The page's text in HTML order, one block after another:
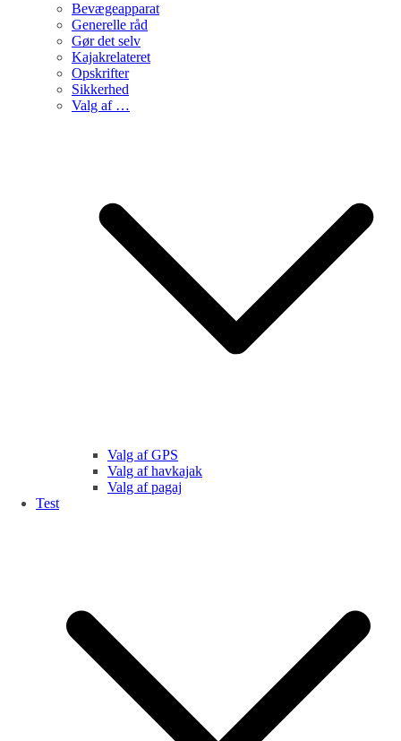
Bevægeapparat
Generelle råd
Gør det selv
Kajakrelateret
Opskrifter
Sikkerhed
Valg af …
Valg af GPS
Valg af havkajak
Valg af pagaj
Test